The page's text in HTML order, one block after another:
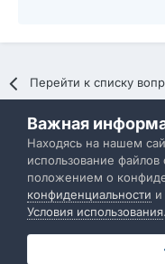
Перейти к списку
Политика
Важная
Находясь на нашем
использование
положением о
конфиденциальности и
Условия использования.